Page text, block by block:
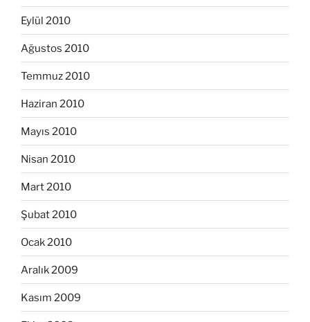
Eylül 2010
Ağustos 2010
Temmuz 2010
Haziran 2010
Mayıs 2010
Nisan 2010
Mart 2010
Şubat 2010
Ocak 2010
Aralık 2009
Kasım 2009